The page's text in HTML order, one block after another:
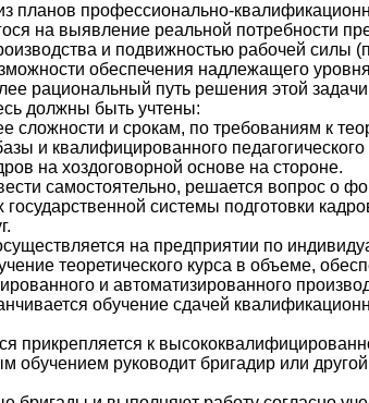
планов профессионально-
на выявление реальной потребности
и подвижностью рабочей силы
обеспечения надлежащего
рациональный путь решения этой
должны быть учтены:
сложности и срокам, по требованиям к
и квалифицированного
на хоздоговорной основе на стороне.
самостоятельно, решается вопрос о
системы подготовки
на предприятии по
теоретического курса в объеме,
и автоматизированного
обучение сдачей
к
обучением руководит бригадир или